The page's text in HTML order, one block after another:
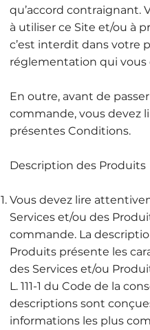
qu’accord contraignant.
à utiliser ce Site et/ou à
c’est interdit dans votre
réglementation qui vous
En outre, avant de
commande, vous devez
présentes Conditions.
Description des Produits
Vous devez lire
Services et/ou des
commande. La
Produits présente les
des Services et/ou
L. 111-1 du Code de la
descriptions sont
informations les plus